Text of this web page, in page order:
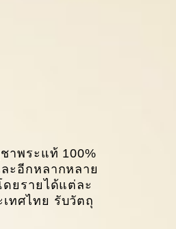
าพระแท้ 100%
ะอีกหลากหลาย
ดยรายได้แต่ละ
ทศไทย รับวัตถุ